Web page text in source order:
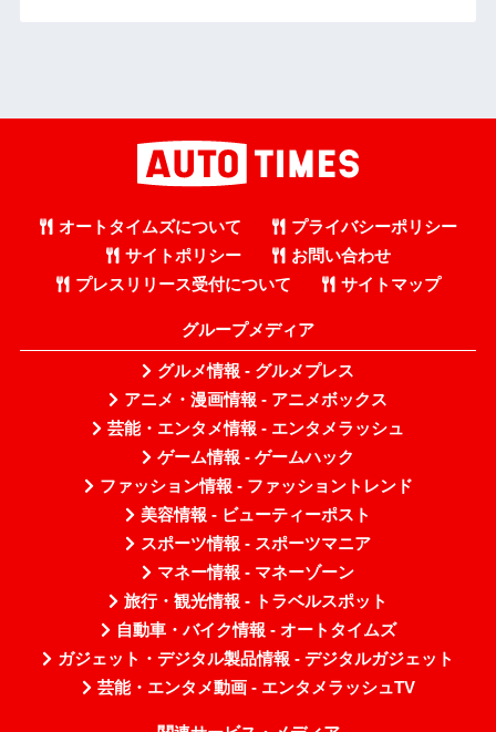
オートタイムズについて
プライバシーポリシー
サイトポリシー
お問い合わせ
プレスリリース受付について
サイトマップ
グループメディア
グルメ情報 - グルメプレス
アニメ・漫画情報 - アニメボックス
芸能・エンタメ情報 - エンタメラッシュ
ゲーム情報 - ゲームハック
ファッション情報 - ファッショントレンド
美容情報 - ビューティーポスト
スポーツ情報 - スポーツマニア
マネー情報 - マネーゾーン
旅行・観光情報 - トラベルスポット
自動車・バイク情報 - オートタイムズ
ガジェット・デジタル製品情報 - デジタルガジェット
芸能・エンタメ動画 - エンタメラッシュTV